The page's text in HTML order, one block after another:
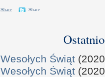
Share Share
Wesołych Świąt
Wesołych Świąt